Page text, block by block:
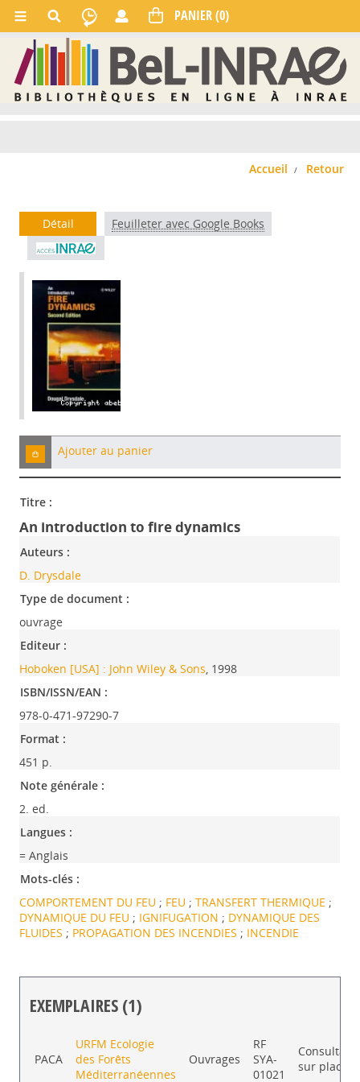
Accueil Retour
Détail Feuilleter avec Google Books
Ajouter au panier
Titre :
An introduction to fire dynamics
Auteurs :
D. Drysdale
Type de document :
ouvrage
Editeur :
Hoboken [USA] : John Wiley & Sons, 1998
ISBN/ISSN/EAN :
978-0-471-97290-7
Format :
451 p.
Note générale :
2. ed.
Langues :
= Anglais
Mots-clés :
COMPORTEMENT DU FEU ; FEU ;TRANSFERT THERMIQUE ;
DYNAMIQUE DU FEU ; IGNIFUGATION ; DYNAMIQUE DES
FLUIDES ; PROPAGATION DES INCENDIES ; INCENDIE
EXEMPLAIRES (1)
PACA
URFM Ecologie
des Forêts
Méditerranéennes
Ouvrages
RF
SYA-
01021
sur place